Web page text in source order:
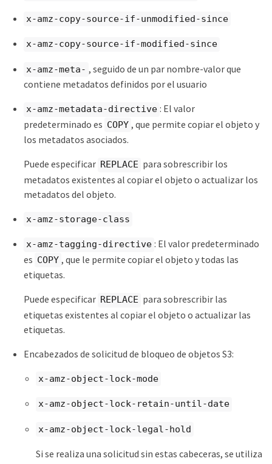
x-amz-copy-source-if-unmodified-since
x-amz-copy-source-if-modified-since
x-amz-meta- , seguido de un par nombre-valor que
contiene metadatos definidos por el usuario
x-amz-metadata-directive : El valor
predeterminado es COPY , que permite copiar el objeto y
los metadatos asociados.
Puede especificar REPLACE para sobrescribir los
metadatos existentes al copiar el objeto o actualizar los
metadatos del objeto.
x-amz-storage-class
x-amz-tagging-directive : El valor predeterminado
es COPY , que le permite copiar el objeto y todas las
etiquetas.
Puede especificar REPLACE para sobrescribir las
etiquetas existentes al copiar el objeto o actualizar las
etiquetas.
Encabezados de solicitud de bloqueo de objetos S3:
x-amz-object-lock-mode
x-amz-object-lock-retain-until-date
x-amz-object-lock-legal-hold
Si se realiza una solicitud sin estas cabeceras, se utiliza